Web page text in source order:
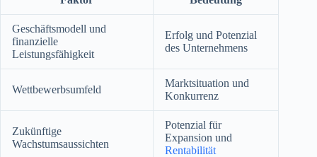
Geschäftsmodell und
finanzielle
Leistungsfähigkeit
Erfolg und Potenzial
des Unternehmens
Wettbewerbsumfeld
Marktsituation und
Konkurrenz
Zukünftige
Wachstumsaussichten
Potenzial für
Expansion und
Rentabilität